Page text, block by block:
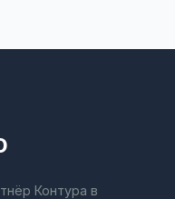
Контура в